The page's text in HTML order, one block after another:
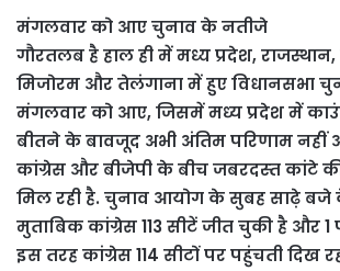
मंगलवार को आए चुनाव के नतीजे
गौरतलब है हाल ही में मध्य प्रदेश,
मिजोरम और तेलंगाना में हुए विधानसभा
मंगलवार को आए, जिसमें मध्‍य प्रदेश में
बीतने के बावजूद अभी अंतिम परिणाम नहीं
कांग्रेस और बीजेपी के बीच जबरदस्‍त कांटे
मिल रही है. चुनाव आयोग के सुबह साढ़े
मुताबिक कांग्रेस 113 सीटें जीत चुकी है और
इस तरह कांग्रेस 114 सीटों पर पहुंचती दिख